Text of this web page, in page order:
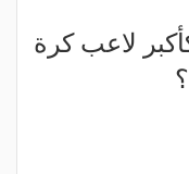
لاعب كرة